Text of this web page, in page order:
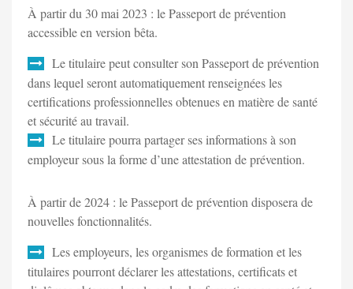
À partir du 30 mai 2023 : le Passeport de prévention
accessible en version bêta.
Le titulaire peut consulter son Passeport de prévention
dans lequel seront automatiquement renseignées les
certifications professionnelles obtenues en matière de santé
et sécurité au travail.
Le titulaire pourra partager ses informations à son
employeur sous la forme d’une attestation de prévention.
À partir de 2024 : le Passeport de prévention disposera de
nouvelles fonctionnalités.
Les employeurs, les organismes de formation et les
titulaires pourront déclarer les attestations, certificats et